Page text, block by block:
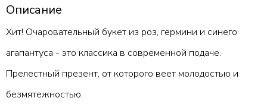
Описание
Хит! Очаровательный букет из роз, гермини и синего
агапантуса - это классика в современной подаче.
Прелестный презент, от которого веет молодостью и
безмятежностью.